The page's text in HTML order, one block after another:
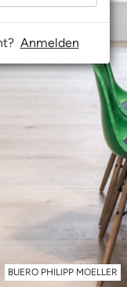
BUERO PHILIPP MOELLER
Anmelden